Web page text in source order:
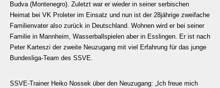
Budva (Montenegro). Zuletzt war er wieder in seiner serbischen
Heimat bei VK Proleter im Einsatz und nun ist der 28jährige zweifache
Familienvater also zurück in Deutschland. Wohnen wird er bei seiner
Familie in Mannheim, Wasserballspielen aber in Esslingen. Er ist nach
Peter Karteszi der zweite Neuzugang mit viel Erfahrung für das junge
Bundesliga-Team des SSVE.
SSVE-Trainer Heiko Nossek über den Neuzugang: „Ich freue mich